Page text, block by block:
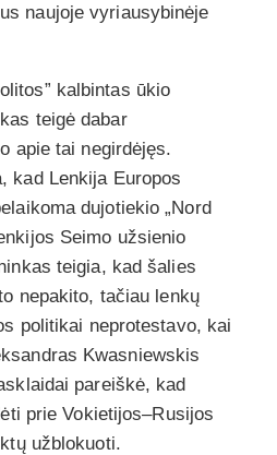
naujoje vyriausybinėje
kalbintas ūkio
teigė dabar
apie tai negirdėjęs.
kad Lenkija Europos
dujotiekio „Nord
Seimo užsienio
teigia, kad šalies
nepakito, tačiau lenkų
politikai neprotestavo, kai
Kwasniewskis
pareiškė, kad
prie Vokietijos–Rusijos
užblokuoti.